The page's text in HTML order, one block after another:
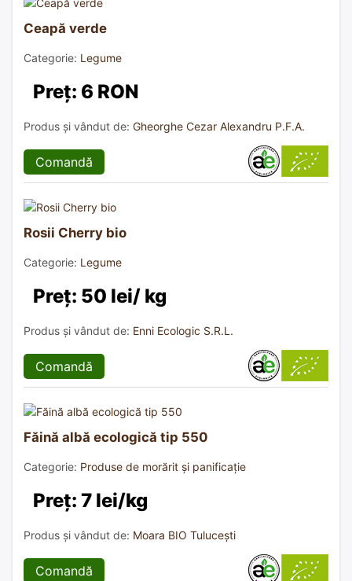
Ceapă verde
Categorie: Legume
Preț: 6 RON
Produs și vândut de: Gheorghe Cezar Alexandru P.F.A.
Comandă
Rosii Cherry bio
Categorie: Legume
Preț: 50 lei/ kg
Produs și vândut de: Enni Ecologic S.R.L.
Comandă
Făină albă ecologică tip 550
Categorie: Produse de morărit și panificație
Preț: 7 lei/kg
Produs și vândut de: Moara BIO Tulucești
Comandă